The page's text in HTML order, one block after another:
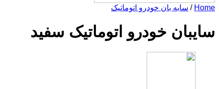
بان خودرو اتوماتیک
خودرو اتوماتیک سفید